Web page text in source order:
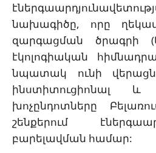
նախագիծը, որը
զարգացման ծրագրի
էկոլոգիական
նպատակ ունի
ինստիտուցիոնալ և
խոչընդոտները
շենքերում
բարելավման համար: